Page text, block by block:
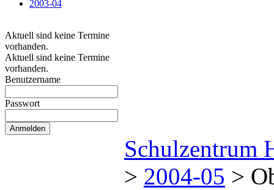
2003-04
Aktuell sind keine Termine
vorhanden.
Aktuell sind keine Termine
vorhanden.
Benutzername
Passwort
Schulzentrum
> 2004-05 >